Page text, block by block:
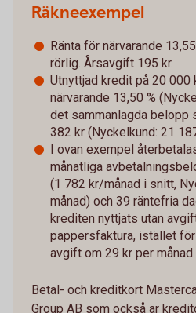
Räkneexempel
Ränta för närvarande
rörlig. Årsavgift 195 kr.
Utnyttjad kredit på 20
närvarande 13,50 %
det sammanlagda belopp
382 kr (Nyckelkund: 21
I ovan exempel
månatliga
(1 782 kr/månad i snitt,
månad) och 39 räntefria
krediten nyttjats utan
pappersfaktura, istället
avgift om 29 kr per månad.
Betal- och kreditkort
Group AB som också är